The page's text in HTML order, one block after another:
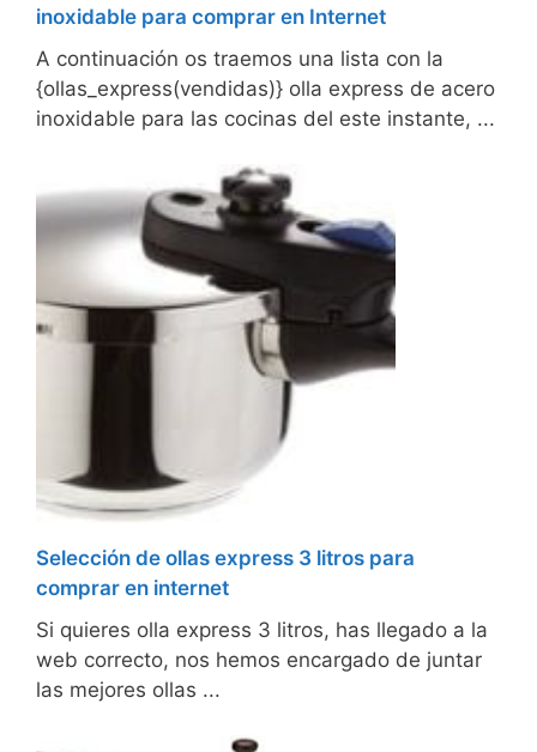
inoxidable para comprar en Internet
A continuación os traemos una lista con la
{ollas_express(vendidas)} olla express de acero
inoxidable para las cocinas del este instante, ...
Selección de ollas express 3 litros para
comprar en internet
Si quieres olla express 3 litros, has llegado a la
web correcto, nos hemos encargado de juntar
las mejores ollas ...